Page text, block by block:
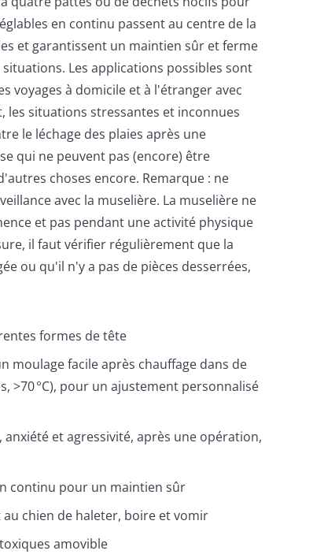
en continu passent au centre de la
et garantissent un maintien sûr et ferme
Les applications possibles sont
voyages à domicile et à l'étranger avec
situations stressantes et inconnues
le léchage des plaies après une
qui ne peuvent pas (encore) être
choses encore. Remarque : ne
avec la muselière. La muselière ne
et pas pendant une activité physique
il faut vérifier régulièrement que la
ou qu'il n'y a pas de pièces desserrées,
formes de tête
moulage facile après chauffage dans de
>70 °C), pour un ajustement personnalisé
anxiété et agressivité, après une opération,
continu pour un maintien sûr
chien de haleter, boire et vomir
amovible